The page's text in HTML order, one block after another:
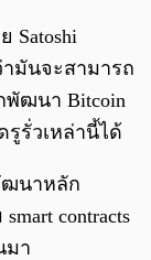
Satoshi
ามันจะสามารถ
พัฒนา Bitcoin
รูรั่วเหล่านี้ได้
ฒนาหลัก
contracts
มา